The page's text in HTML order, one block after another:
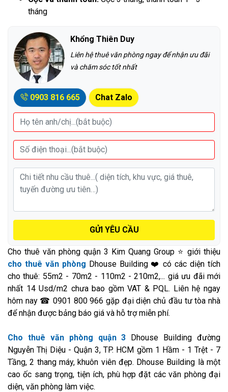
tháng
Khổng Thiên Duy
Liên hệ thuê văn phòng ngay để nhận ưu đãi
và chăm sóc tốt nhất
0903 816 665 Chat Zalo
GỬI YÊU CẦU
Cho thuê văn phòng quận 3 Kim Quang Group ⭐ giới thiệu
cho thuê văn phòng Dhouse Building ❤️ có các diện tích
cho thuê: 55m2 - 70m2 - 110m2 - 210m2,... giá ưu đãi mới
nhất 14 Usd/m2 chưa bao gồm VAT & PQL. Liên hệ ngay
hôm nay ☎ 0901 800 966 gặp đại diện chủ đầu tư tòa nhà
để nhận được bảng báo giá và hỗ trợ miễn phí.
Cho thuê văn phòng quận 3 Dhouse Building đường
Nguyễn Thị Diệu - Quận 3, TP. HCM gồm 1 Hầm - 1 Trệt - 7
Tầng, 2 thang máy, khuôn viên đẹp. Dhouse Building là một
cao ốc sang trọng, tiện ích, phù hợp đặt các văn phòng đại
diện, văn phòng làm việc.